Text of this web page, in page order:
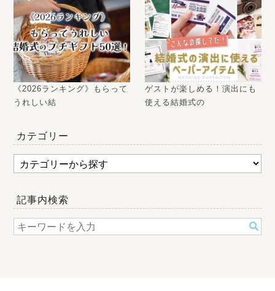
《2026ランキング》もらって
うれしい結
ゲストが楽しめる！演出にも
使える結婚式の
カテゴリー
記事内検索